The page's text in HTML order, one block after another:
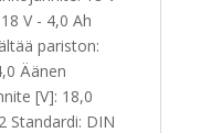
V - 4,0 Ah
pariston:
Äänen
[V]: 18,0
Standardi: DIN